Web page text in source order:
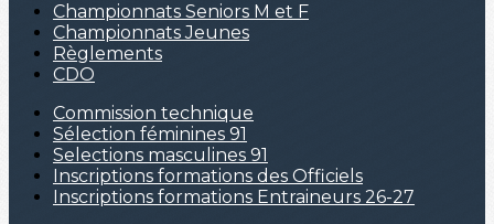
Championnats Seniors M et F
Championnats Jeunes
Règlements
CDO
Commission technique
Sélection féminines 91
Selections masculines 91
Inscriptions formations des Officiels
Inscriptions formations Entraineurs 26-27